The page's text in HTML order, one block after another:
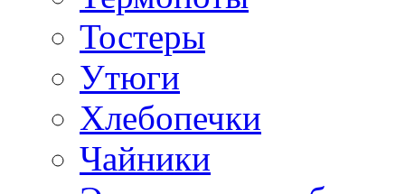
Тостеры
Утюги
Хлебопечки
Чайники